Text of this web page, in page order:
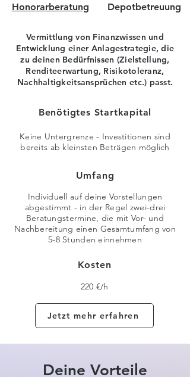
Honorarberatung Depotbetreuung
Vermittlung von Finanzwissen und
Entwicklung einer Anlagestrategie, die
zu deinen Bedürfnissen (Zielstellung,
Renditeerwartung, Risikotoleranz,
Nachhaltigkeitsansprüchen etc.) passt.
Benötigtes Startkapital
Keine Untergrenze - Investitionen sind
bereits ab kleinsten Beträgen möglich
Umfang
Individuell auf deine Vorstellungen
abgestimmt - in der Regel zwei-drei
Beratungstermine, die mit Vor- und
Nachbereitung einen Gesamtumfang von
5-8 Stunden einnehmen
Kosten
220 €/h
Jetzt mehr erfahren
Deine Vorteile